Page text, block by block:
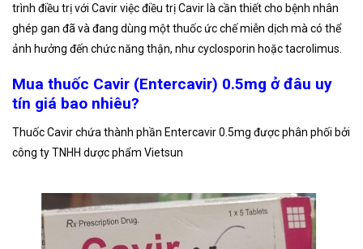
trình điều trị với Cavir việc điều trị Cavir là cần thiết cho bệnh nhân
ghép gan đã và đang dùng một thuốc ức chế miễn dịch mà có thể
ảnh hưởng đến chức năng thận, như cyclosporin hoặc tacrolimus.
Mua thuốc Cavir (Entercavir) 0.5mg ở đâu uy
tín giá bao nhiêu?
Thuốc Cavir chứa thành phần Entercavir 0.5mg được phân phối bởi
công ty TNHH dược phẩm Vietsun